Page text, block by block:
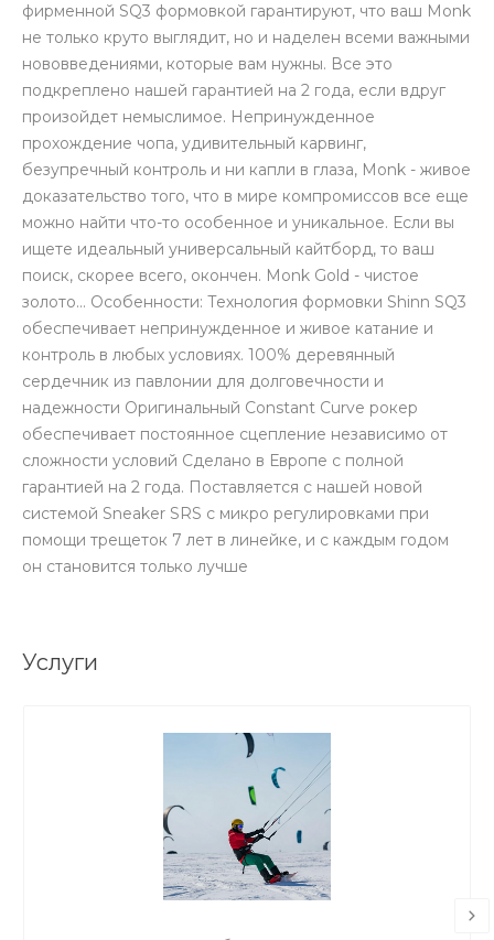
фирменной SQ3 формовкой гарантируют, что ваш Monk
не только круто выглядит, но и наделен всеми важными
нововведениями, которые вам нужны. Все это
подкреплено нашей гарантией на 2 года, если вдруг
произойдет немыслимое. Непринужденное
прохождение чопа, удивительный карвинг,
безупречный контроль и ни капли в глаза, Monk - живое
доказательство того, что в мире компромиссов все еще
можно найти что-то особенное и уникальное. Если вы
ищете идеальный универсальный кайтборд, то ваш
поиск, скорее всего, окончен. Monk Gold - чистое
золото... Особенности: Технология формовки Shinn SQ3
обеспечивает непринужденное и живое катание и
контроль в любых условиях. 100% деревянный
сердечник из павлонии для долговечности и
надежности Оригинальный Constant Curve рокер
обеспечивает постоянное сцепление независимо от
сложности условий Сделано в Европе с полной
гарантией на 2 года. Поставляется с нашей новой
системой Sneaker SRS с микро регулировками при
помощи трещеток 7 лет в линейке, и с каждым годом
он становится только лучше
Услуги